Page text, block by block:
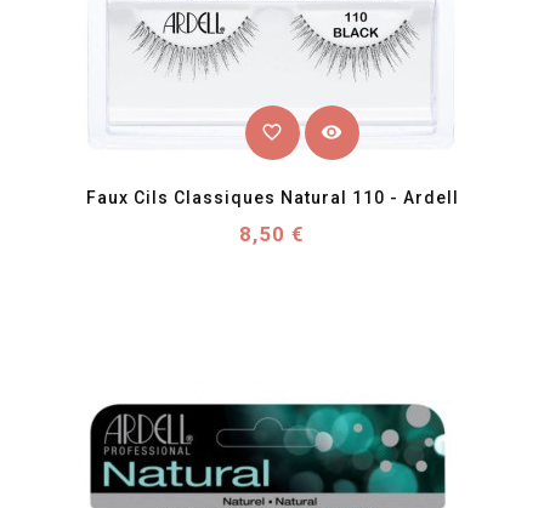
favorite_border visibility
Faux Cils Classiques Natural 110 - Ardell
Prix
8,50 €